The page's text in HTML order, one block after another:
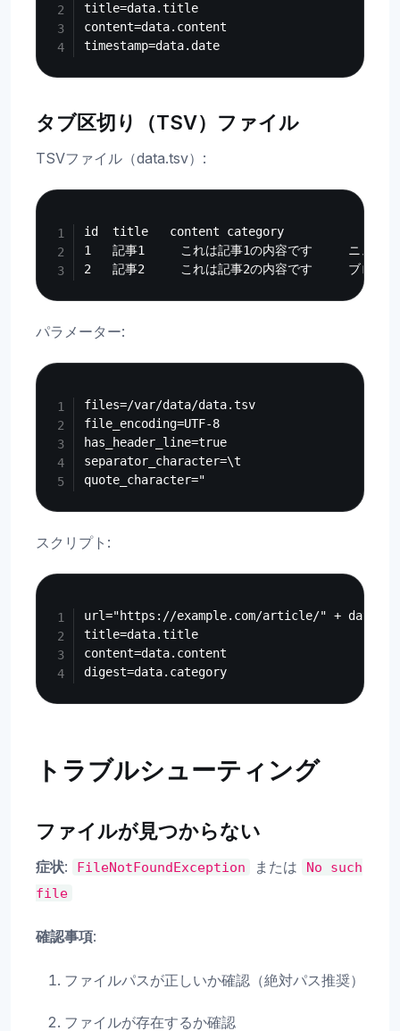
title=data.title
content=data.content
タブ区切り（TSV）ファイル
TSVファイル（data.tsv）:
id  title   content category
1   記事1     これは記事1の内容です     ニュース
パラメーター:
files=/var/data/data.tsv
file_encoding=UTF-8
has_header_line=true
separator_character=\t
スクリプト:
url="https://example.com/article/" + data.id
title=data.title
content=data.content
トラブルシューティング
ファイルが見つからない
症状: FileNotFoundException または No
such
file
確認事項:
ファイルパスが正しいか確認（絶対パス推奨）
ファイルが存在するか確認